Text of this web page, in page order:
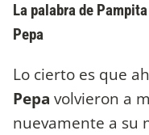
La palabra de
Pepa
Lo cierto es que
Pepa volvieron a
nuevamente a su